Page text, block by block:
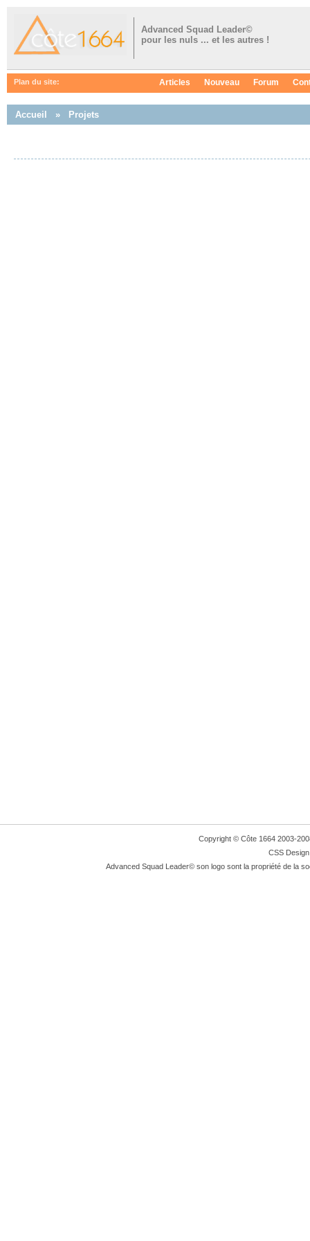
Advanced Squad Leader©
pour les nuls ... et les autres !
Plan du site: Articles Nouveau Forum
Accueil » Projets
Copyright © Côte 1664 2003-
CSS
Advanced Squad Leader© son logo sont la propriété de la